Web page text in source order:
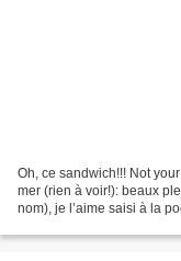
Oh, ce sandwich!!! Not
mer (rien à voir!): beaux
nom), je l’aime saisi à la